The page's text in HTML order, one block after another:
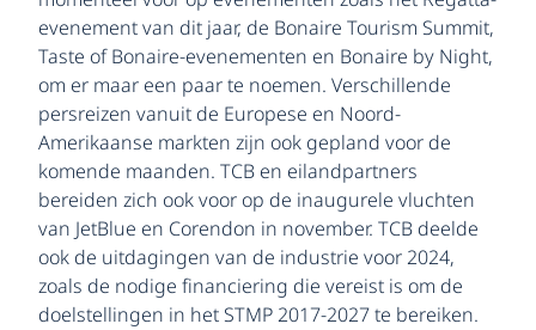
evenement van dit jaar, de Bonaire Tourism Summit,
Taste of Bonaire-evenementen en Bonaire by Night,
om er maar een paar te noemen. Verschillende
persreizen vanuit de Europese en Noord-
Amerikaanse markten zijn ook gepland voor de
komende maanden. TCB en eilandpartners
bereiden zich ook voor op de inaugurele vluchten
van JetBlue en Corendon in november. TCB deelde
ook de uitdagingen van de industrie voor 2024,
zoals de nodige financiering die vereist is om de
doelstellingen in het STMP 2017-2027 te bereiken.